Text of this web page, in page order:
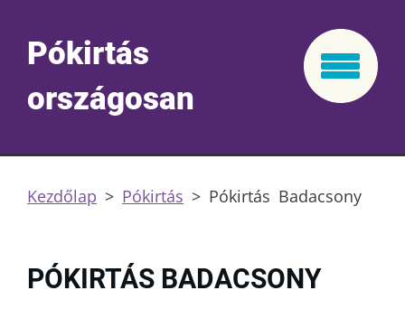
Pókirtás
országosan
Kezdőlap > Pókirtás > Pókirtás Badacsony
PÓKIRTÁS BADACSONY